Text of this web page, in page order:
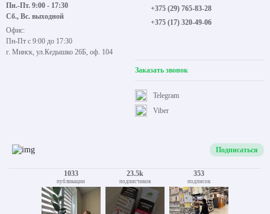
Пн.-Пт. 9:00 - 17:30
Сб., Вс. выходной
Офис:
Пн-Пт с 9:00 до 17:30
г. Минск, ул.Кедышко 26Б, оф. 104
+375 (29) 765-83-28
+375 (17) 320-49-06
Заказать звонок
Viber
Telegram
Подписаться
1033
публикации
23.5k
подписчиков
353
подписок